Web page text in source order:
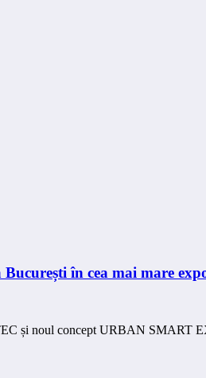
în cea mai mare
și noul concept URBAN SMART